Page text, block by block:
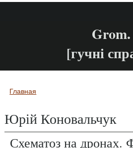
Grom.
[гучні
Вы здесь
Главная
Юрій Коновальчук
Схематоз на дронах.